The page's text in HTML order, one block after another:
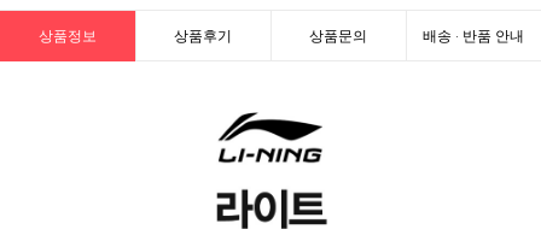
상품정보 상품후기 상품문의 배송 · 반품 안내